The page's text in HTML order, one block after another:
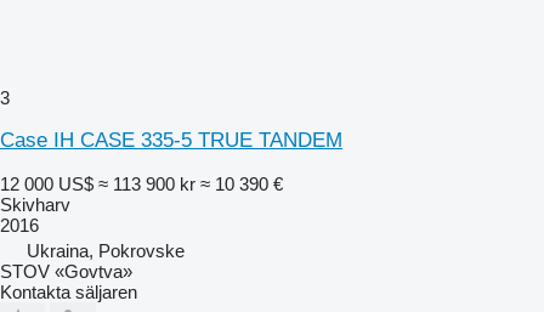
3
Case IH CASE 335-5 TRUE TANDEM
12 000 US$ ≈ 113 900 kr ≈ 10 390 €
Skivharv
2016
Ukraina, Pokrovske
STOV «Govtva»
Kontakta säljaren